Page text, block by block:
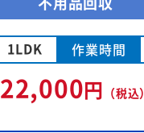
1LDK 作業時間
22,000円 （税込）